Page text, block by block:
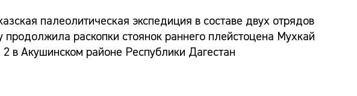
палеолитическая экспедиция в составе двух отрядов
продолжила раскопки стоянок раннего плейстоцена Мухкай
в Акушинском районе Республики Дагестан